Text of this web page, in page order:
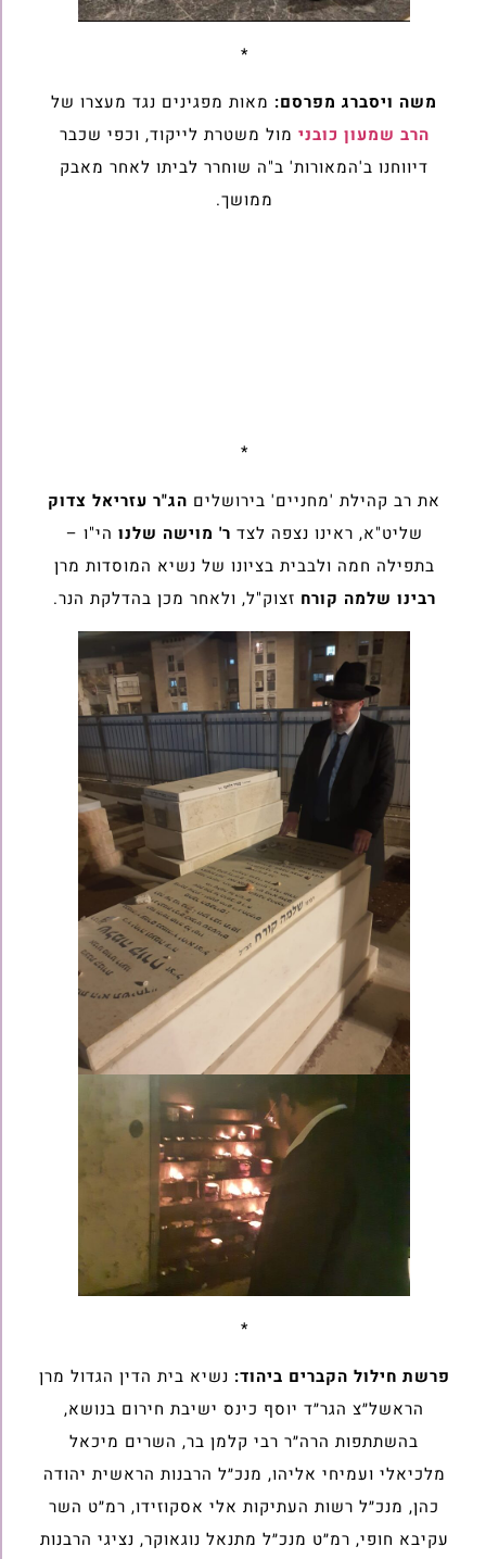
*
משה ויסברג מפרסם: מאות מפגינים נגד מעצרו של
הרב שמעון כובני מול משטרת לייקוד, וכפי שכבר
דיווחנו ב'המאורות' ב"ה שוחרר לביתו לאחר מאבק
ממושך.
*
את רב קהילת 'מחניים' בירושלים הג"ר עזריאל צדוק
שליט"א, ראינו נצפה לצד ר' מוישה שלנו הי"ו –
בתפילה חמה ולבבית בציונו של נשיא המוסדות מרן
רבינו שלמה קורח זצוק"ל, ולאחר מכן בהדלקת הנר.
*
פרשת חילול הקברים ביהוד: נשיא בית הדין הגדול מרן
הראשל״צ הגר״ד יוסף כינס ישיבת חירום בנושא,
בהשתתפות הרה״ר רבי קלמן בר, השרים מיכאל
מלכיאלי ועמיחי אליהו, מנכ״ל הרבנות הראשית יהודה
כהן, מנכ״ל רשות העתיקות אלי אסקוזידו, רמ״ט השר
עקיבא חופי, רמ״ט מנכ״ל מתנאל נוגאוקר, נציגי הרבנות